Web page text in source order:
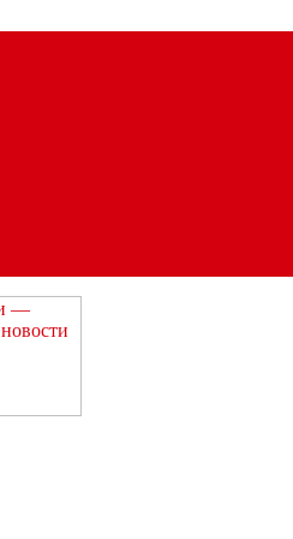
в Тульской области на сайте